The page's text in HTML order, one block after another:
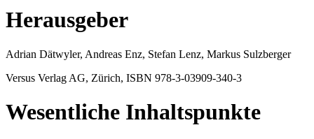
Herausgeber
Adrian Dätwyler, Andreas Enz, Stefan Lenz, Markus Sulzberger
Versus Verlag AG, Zürich, ISBN 978-3-03909-340-3
Wesentliche Inhaltspunkte